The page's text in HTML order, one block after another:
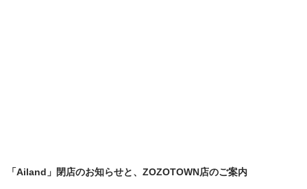
「Ailand」閉店のお知らせと、ZOZOTOWN店のご案内